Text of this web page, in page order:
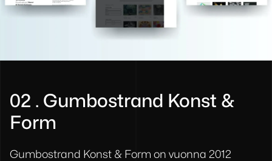
02 . Gumbostrand Konst &
Form
Gumbostrand Konst & Form on vuonna 2012